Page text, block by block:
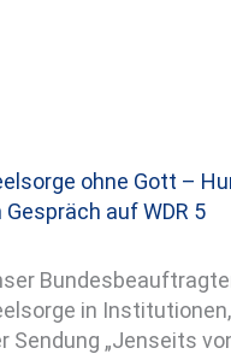
ohne Gott –
Gespräch auf WDR 5
in
Sendung „Jenseits